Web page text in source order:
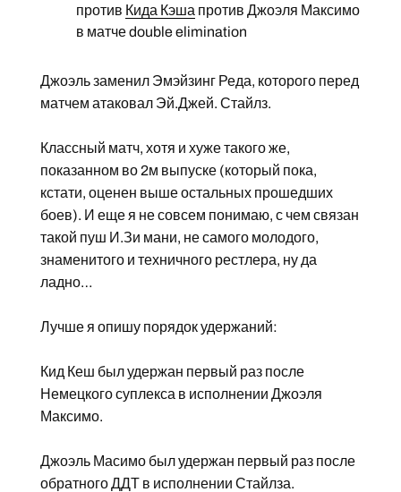
против Кида Кэша против Джоэля Максимо
в матче double elimination
Джоэль заменил Эмэйзинг Реда, которого перед
матчем атаковал Эй.Джей. Стайлз.
Классный матч, хотя и хуже такого же,
показанном во 2м выпуске (который пока,
кстати, оценен выше остальных прошедших
боев). И еще я не совсем понимаю, с чем связан
такой пуш И.Зи мани, не самого молодого,
знаменитого и техничного рестлера, ну да
ладно…
Лучше я опишу порядок удержаний:
Кид Кеш был удержан первый раз после
Немецкого суплекса в исполнении Джоэля
Максимо.
Джоэль Масимо был удержан первый раз после
обратного ДДТ в исполнении Стайлза.